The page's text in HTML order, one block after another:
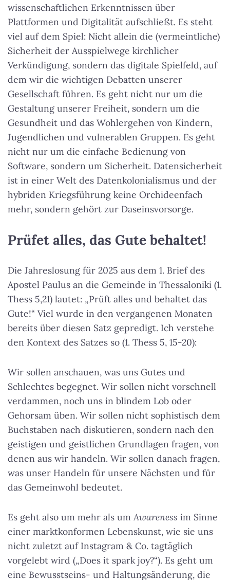
wissenschaftlichen Erkenntnissen über
Plattformen und Digitalität aufschließt. Es steht
viel auf dem Spiel: Nicht allein die (vermeintliche)
Sicherheit der Ausspielwege kirchlicher
Verkündigung, sondern das digitale Spielfeld, auf
dem wir die wichtigen Debatten unserer
Gesellschaft führen. Es geht nicht nur um die
Gestaltung unserer Freiheit, sondern um die
Gesundheit und das Wohlergehen von Kindern,
Jugendlichen und vulnerablen Gruppen. Es geht
nicht nur um die einfache Bedienung von
Software, sondern um Sicherheit. Datensicherheit
ist in einer Welt des Datenkolonialismus und der
hybriden Kriegsführung keine Orchideenfach
mehr, sondern gehört zur Daseinsvorsorge.
Prüfet alles, das Gute behaltet!
Die Jahreslosung für 2025 aus dem 1. Brief des
Apostel Paulus an die Gemeinde in Thessaloniki (1.
Thess 5,21) lautet: „Prüft alles und behaltet das
Gute!“ Viel wurde in den vergangenen Monaten
bereits über diesen Satz gepredigt. Ich verstehe
den Kontext des Satzes so (1. Thess 5, 15-20):
Wir sollen anschauen, was uns Gutes und
Schlechtes begegnet. Wir sollen nicht vorschnell
verdammen, noch uns in blindem Lob oder
Gehorsam üben. Wir sollen nicht sophistisch dem
Buchstaben nach diskutieren, sondern nach den
geistigen und geistlichen Grundlagen fragen, von
denen aus wir handeln. Wir sollen danach fragen,
was unser Handeln für unsere Nächsten und für
das Gemeinwohl bedeutet.
Es geht also um mehr als umAwareness im Sinne
einer marktkonformen Lebenskunst, wie sie uns
nicht zuletzt auf Instagram & Co. tagtäglich
vorgelebt wird („Does it spark joy?“). Es geht um
eine Bewusstseins- und Haltungsänderung, die